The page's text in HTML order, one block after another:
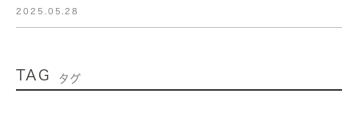
2025.05.28
TAG タグ